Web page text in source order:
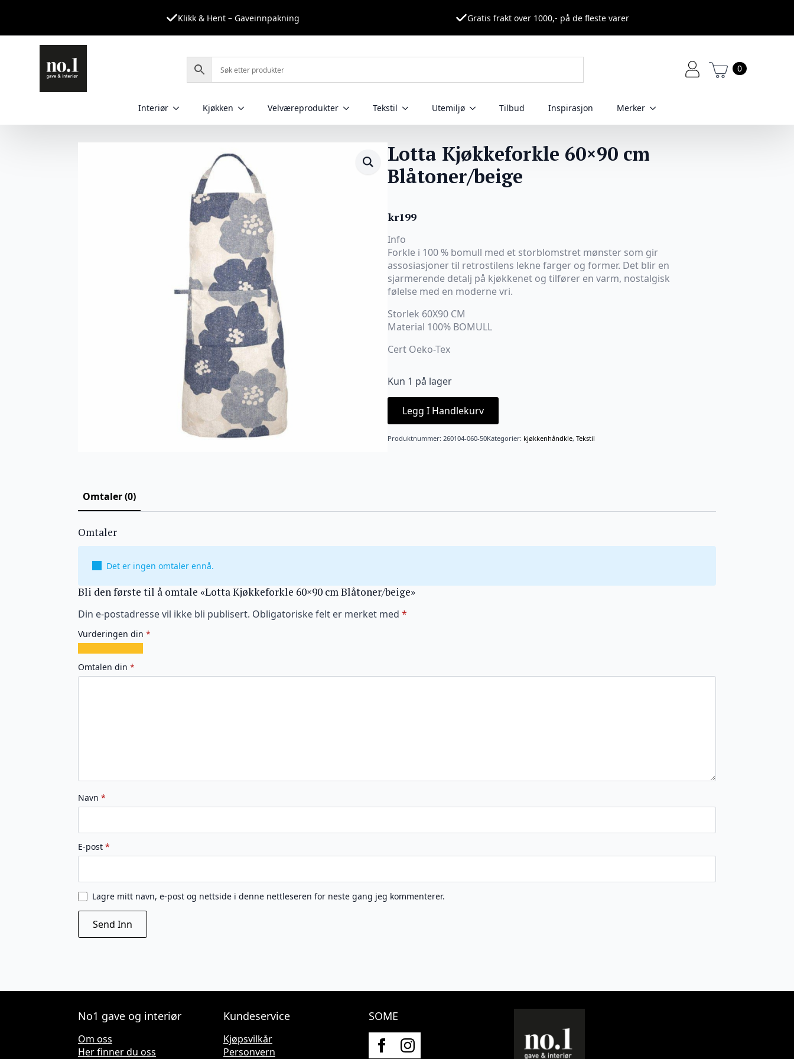
Klikk & Hent – Gaveinnpakning Gratis frakt over 1000,- på de fleste varer
0
Interiør Kjøkken Velværeprodukter Tekstil Utemiljø Tilbud Inspirasjon Merker
Lotta Kjøkkeforkle 60×90 cm
Blåtoner/beige
kr199
Info
Forkle i 100 % bomull med et storblomstret mønster som gir
assosiasjoner til retrostilens lekne farger og former. Det blir en
sjarmerende detalj på kjøkkenet og tilfører en varm, nostalgisk
følelse med en moderne vri.
Storlek 60X90 CM
Material 100% BOMULL
Cert Oeko-Tex
Kun 1 på lager
Legg I Handlekurv
Produktnummer: 260104-060-50Kategorier: kjøkkenhåndkle, Tekstil
Omtaler (0)
Omtaler
Det er ingen omtaler ennå.
Bli den første til å omtale «Lotta Kjøkkeforkle 60×90 cm Blåtoner/beige»
Din e-postadresse vil ikke bli publisert. Obligatoriske felt er merket med *
Vurderingen din *
av
5
av
5
av
5
av
5
av
5
Omtalen din *
Navn *
E-post *
Lagre mitt navn, e-post og nettside i denne nettleseren for neste gang jeg kommenterer.
No1 gave og interiør
Om oss
Her finner du oss
Kundeservice
Kjøpsvilkår
Personvern
SOME